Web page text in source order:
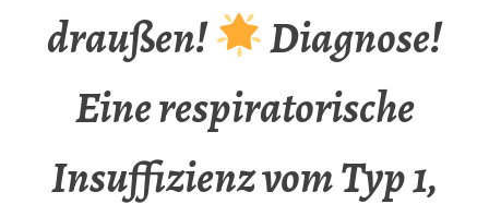
draußen!
Diagnose!
Eine respiratorische
Insuffizienz vom Typ 1,